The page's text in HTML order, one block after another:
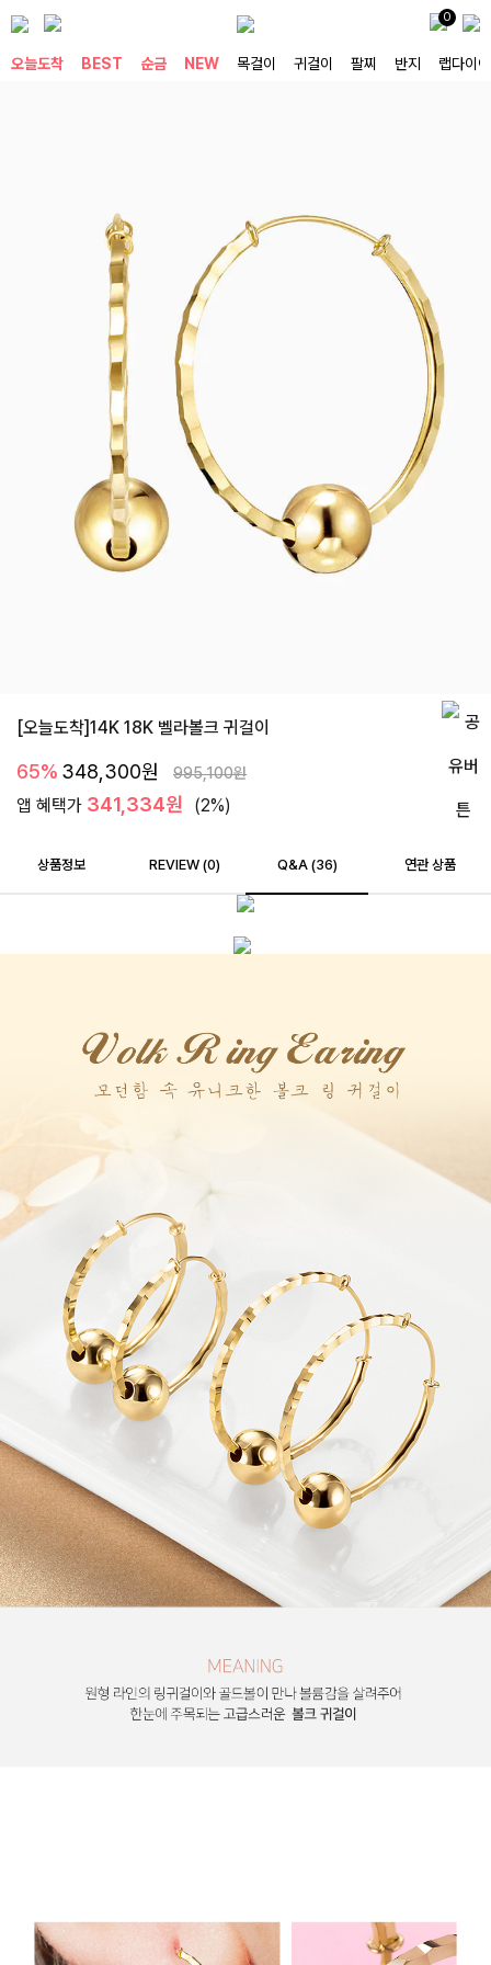
0
오늘도착 BEST 순금 NEW 목걸이 귀걸이 팔찌 반지 랩다이아
[오늘도착]14K 18K 벨라볼크 귀걸이
65% 348,300원 995,100원
앱 혜택가 341,334원 (2%)
상품정보 REVIEW (0) Q&A (36) 연관 상품